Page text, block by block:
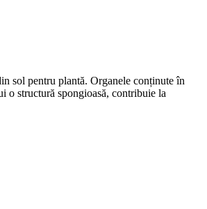
sol pentru plantă. Organele conținute în
o structură spongioasă, contribuie la